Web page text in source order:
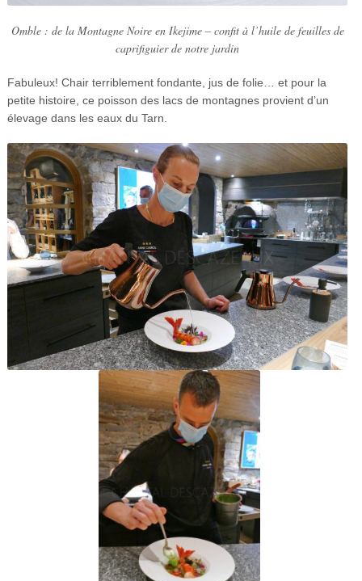
Omble : de la Montagne Noire en Ikejime – confit à l’huile de feuilles de
caprifiguier de notre jardin
Fabuleux! Chair terriblement fondante, jus de folie… et pour la
petite histoire, ce poisson des lacs de montagnes provient d’un
élevage dans les eaux du Tarn.